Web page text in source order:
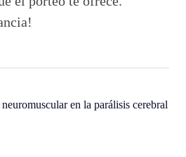
en la parálisis cerebral